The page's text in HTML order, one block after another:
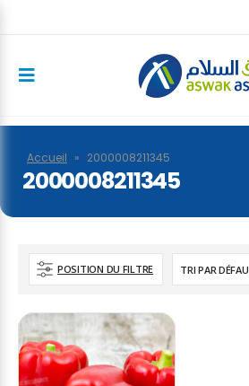
Accueil » 2000008211345
2000008211345
POSITION DU FILTRE